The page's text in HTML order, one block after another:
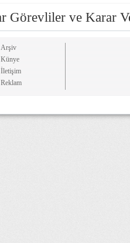
Görevliler ve Karar
Arşiv
Künye
İletişim
Reklam